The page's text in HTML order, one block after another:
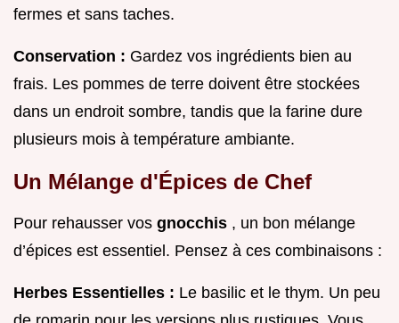
fermes et sans taches.
Conservation : Gardez vos ingrédients bien au
frais. Les pommes de terre doivent être stockées
dans un endroit sombre, tandis que la farine dure
plusieurs mois à température ambiante.
Un Mélange d'Épices de Chef
Pour rehausser vos gnocchis , un bon mélange
d’épices est essentiel. Pensez à ces combinaisons :
Herbes Essentielles : Le basilic et le thym. Un peu